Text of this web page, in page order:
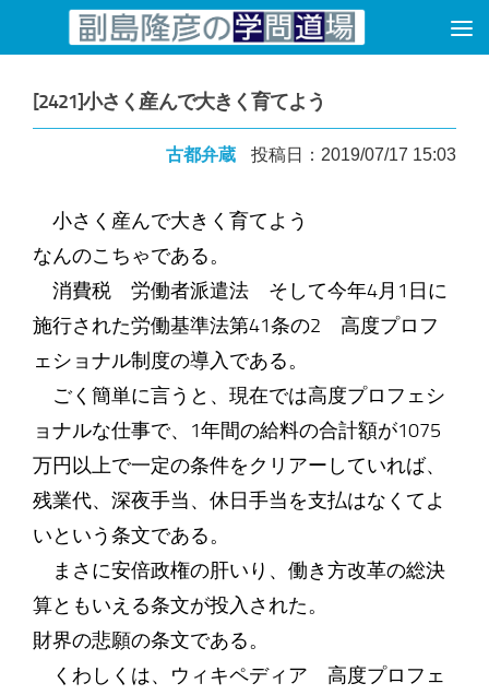
コンテンツへスキップ
[2421]小さく産んで大きく育てよう
古都弁蔵 投稿日：2019/07/17 15:03
小さく産んで大きく育てよう
なんのこちゃである。
消費税 労働者派遣法 そして今年4月1日に
施行された労働基準法第41条の2 高度プロフ
ェショナル制度の導入である。
ごく簡単に言うと、現在では高度プロフェシ
ョナルな仕事で、1年間の給料の合計額が1075
万円以上で一定の条件をクリアーしていれば、
残業代、深夜手当、休日手当を支払はなくてよ
いという条文である。
まさに安倍政権の肝いり、働き方改革の総決
算ともいえる条文が投入された。
財界の悲願の条文である。
くわしくは、ウィキペディア 高度プロフェ